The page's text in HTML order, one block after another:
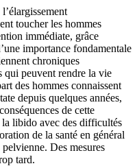
toucher les hommes
immédiate, grâce
importance fondamentale
chroniques
qui peuvent rendre la vie
des hommes connaissent
depuis quelques années,
de cette
la libido avec des difficultés
de la santé en général
Des mesures
tard.